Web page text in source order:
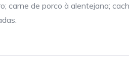
carne de porco à alentejana;